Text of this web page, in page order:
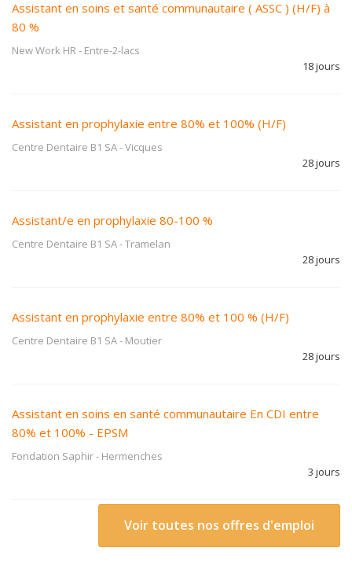
Assistant en soins et santé communautaire ( ASSC ) (H/F) à
80 %
New Work HR- Entre-2-lacs
18 jours
Assistant en prophylaxie entre 80% et 100% (H/F)
Centre Dentaire B1 SA-Vicques
28 jours
Assistant/e en prophylaxie 80-100 %
Centre Dentaire B1 SA-Tramelan
28 jours
Assistant en prophylaxie entre 80% et 100 % (H/F)
Centre Dentaire B1 SA- Moutier
28 jours
Assistant en soins en santé communautaire En CDI entre
80% et 100% - EPSM
Fondation Saphir- Hermenches
3 jours
Voir toutes nos offres d'emploi